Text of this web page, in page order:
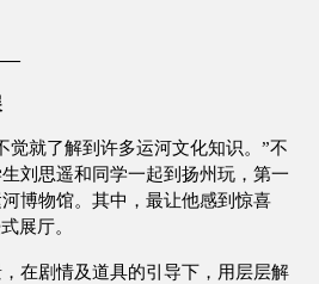
觉就了解到许多运河文化知识。”不
刘思遥和同学一起到扬州玩，第一
博物馆。其中，最让他感到惊喜
展厅。
在剧情及道具的引导下，用层层解